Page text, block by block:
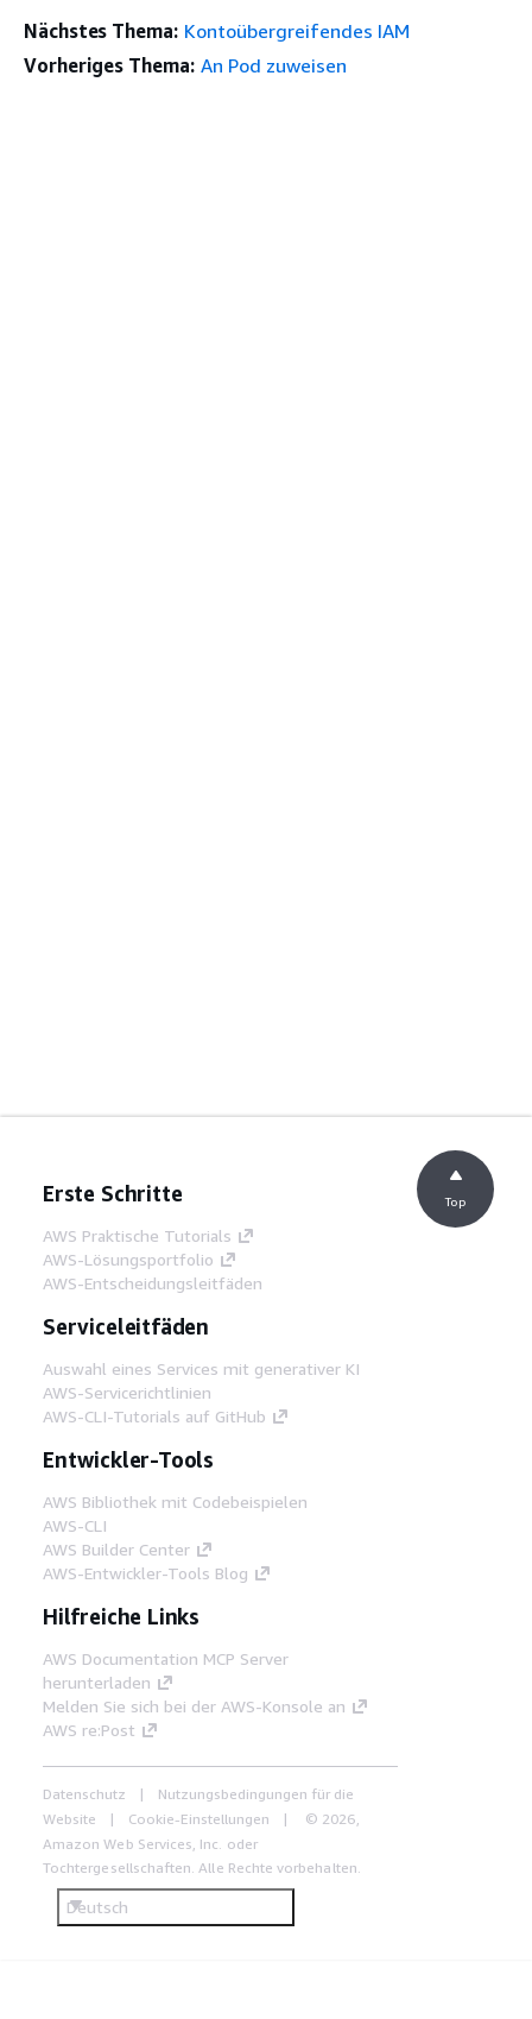
Nächstes Thema: Kontoübergreifendes IAM
Vorheriges Thema: An Pod zuweisen
Erste Schritte
AWS Praktische Tutorials
AWS-Lösungsportfolio
AWS-Entscheidungsleitfäden
Serviceleitfäden
Auswahl eines Services mit generativer KI
AWS-Servicerichtlinien
AWS-CLI-Tutorials auf GitHub
Entwickler-Tools
AWS Bibliothek mit Codebeispielen
AWS-CLI
AWS Builder Center
AWS-Entwickler-Tools Blog
Hilfreiche Links
AWS Documentation MCP Server
herunterladen
Melden Sie sich bei der AWS-Konsole an
AWS re:Post
Datenschutz
Nutzungsbedingungen für die
Website
Cookie-Einstellungen
© 2026,
Amazon Web Services, Inc. oder
Tochtergesellschaften. Alle Rechte vorbehalten.
Deutsch
Top